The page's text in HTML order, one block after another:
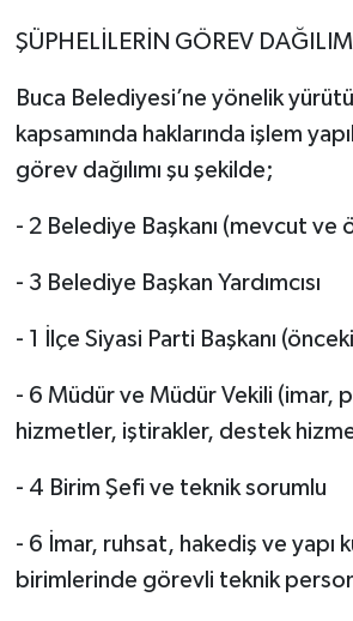
ŞÜPHELİLERİN GÖREV
Buca Belediyesi’ne yönelik
kapsamında haklarında işlem
görev dağılımı şu şekilde;
- 2 Belediye Başkanı (mevcut ve
- 3 Belediye Başkan Yardımcısı
- 1 İlçe Siyasi Parti Başkanı
- 6 Müdür ve Müdür Vekili (imar,
hizmetler, iştirakler, destek
- 4 Birim Şefi ve teknik sorumlu
- 6 İmar, ruhsat, hakediş ve yapı
birimlerinde görevli teknik